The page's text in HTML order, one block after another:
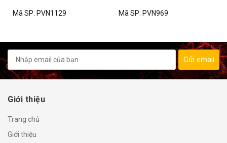
Mã SP:PVN969 Mã SP:PVN941
Gửi email
Giới thiệu
Trang chủ
Giới thiệu